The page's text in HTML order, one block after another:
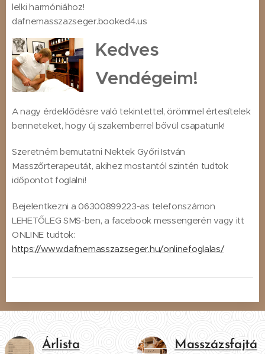
lelki harmóniához!⬇️
dafnemasszazseger.booked4.us
Kedves
Vendégeim!
A nagy érdeklődésre való tekintettel, örömmel értesítelek
benneteket, hogy új szakemberrel bővül csapatunk!
Szeretném bemutatni Nektek Győri István
Masszőrterapeutát, akihez mostantól szintén tudtok
időpontot foglalni!
Bejelentkezni a 06300899223-as telefonszámon
LEHETŐLEG SMS-ben, a facebook messengerén vagy itt
ONLINE tudtok:
https://www.dafnemasszazseger.hu/onlinefoglalas/
Árlista
Masszázsfajtá